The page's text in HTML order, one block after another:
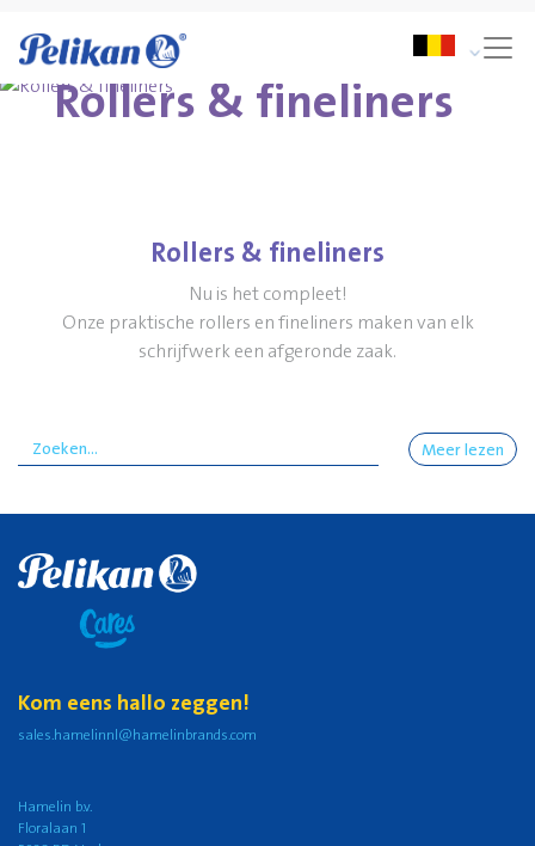
Rollers & fineliners
Rollers & fineliners
Nu is het compleet!
Onze praktische rollers en fineliners maken van elk
schrijfwerk een afgeronde zaak.
Meer lezen
Kom eens hallo zeggen!
sales.hamelinnl@hamelinbrands.com
Hamelin b.v.
Floralaan 1